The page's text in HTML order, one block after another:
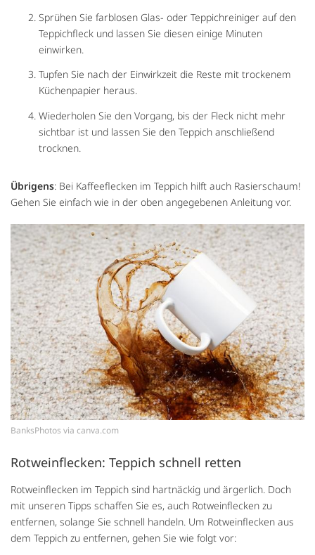
Sprühen Sie farblosen Glas- oder Teppichreiniger auf den
Teppichfleck und lassen Sie diesen einige Minuten
einwirken.
Tupfen Sie nach der Einwirkzeit die Reste mit trockenem
Küchenpapier heraus.
Wiederholen Sie den Vorgang, bis der Fleck nicht mehr
sichtbar ist und lassen Sie den Teppich anschließend
trocknen.
Übrigens: Bei Kaffeeflecken im Teppich hilft auch Rasierschaum!
Gehen Sie einfach wie in der oben angegebenen Anleitung vor.
BanksPhotos via canva.com
Rotweinflecken: Teppich schnell retten
Rotweinflecken im Teppich sind hartnäckig und ärgerlich. Doch
mit unseren Tipps schaffen Sie es, auch Rotweinflecken zu
entfernen, solange Sie schnell handeln. Um Rotweinflecken aus
dem Teppich zu entfernen, gehen Sie wie folgt vor: